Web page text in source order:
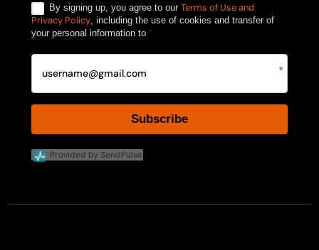
By signing up, you agree to ourTerms of Use and
Privacy Policy, including the use of cookies and transfer of
your personal information to *
*
Subscribe
Provided by SendPulse